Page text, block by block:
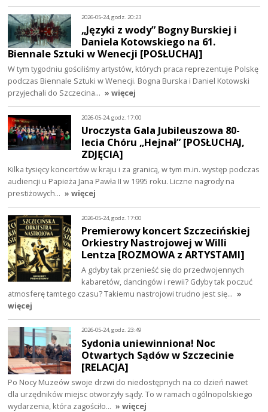
2026-05-24, godz. 20:23
„Języki z wody” Bogny Burskiej i
Daniela Kotowskiego na 61.
Biennale Sztuki w Wenecji [POSŁUCHAJ]
W tym tygodniu gościliśmy artystów, których praca reprezentuje Polskę
podczas Biennale Sztuki w Wenecji. Bogna Burska i Daniel Kotowski
przyjechali do Szczecina… » więcej
2026-05-24, godz. 17:00
Uroczysta Gala Jubileuszowa 80-
lecia Chóru „Hejnał” [POSŁUCHAJ,
ZDJĘCIA]
Kilka tysięcy koncertów w kraju i za granicą, w tym m.in. występ podczas
audiencji u Papieża Jana Pawła II w 1995 roku. Liczne nagrody na
prestiżowych… » więcej
2026-05-24, godz. 17:00
Premierowy koncert Szczecińskiej
Orkiestry Nastrojowej w Willi
Lentza [ROZMOWA z ARTYSTAMI]
A gdyby tak przenieść się do przedwojennych
kabaretów, dancingów i rewii? Gdyby tak poczuć
atmosferę tamtego czasu? Takiemu nastrojowi trudno jest się… »
więcej
2026-05-24, godz. 23:49
Sydonia uniewinniona! Noc
Otwartych Sądów w Szczecinie
[RELACJA]
Po Nocy Muzeów swoje drzwi do niedostępnych na co dzień nawet
dla urzędników miejsc otworzyły sądy. To w ramach ogólnopolskiego
wydarzenia, która zagościło… » więcej